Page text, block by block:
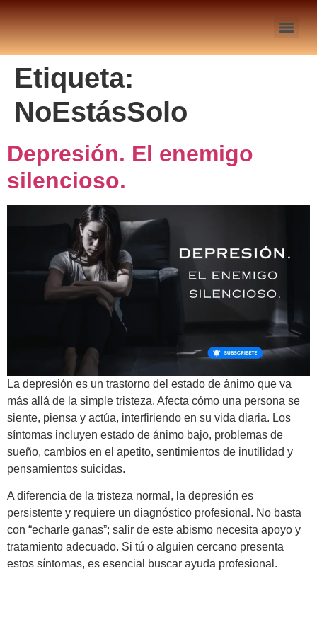
Etiqueta:
NoEstásSolo
Depresión. El enemigo
silencioso.
La depresión es un trastorno del estado de ánimo que va
más allá de la simple tristeza. Afecta cómo una persona se
siente, piensa y actúa, interfiriendo en su vida diaria. Los
síntomas incluyen estado de ánimo bajo, problemas de
sueño, cambios en el apetito, sentimientos de inutilidad y
pensamientos suicidas.
A diferencia de la tristeza normal, la depresión es
persistente y requiere un diagnóstico profesional. No basta
con “echarle ganas”; salir de este abismo necesita apoyo y
tratamiento adecuado. Si tú o alguien cercano presenta
estos síntomas, es esencial buscar ayuda profesional.